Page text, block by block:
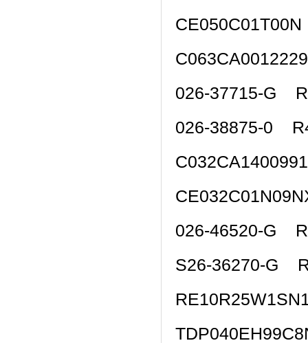
026-37715-G
026-38875-0
026-46520-G
S26-36270-G